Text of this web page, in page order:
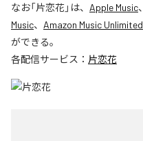
なお「片恋花」は、 Apple Music、
Music、 Amazon Music Unlimited
ができる。
各配信サービス： 片恋花